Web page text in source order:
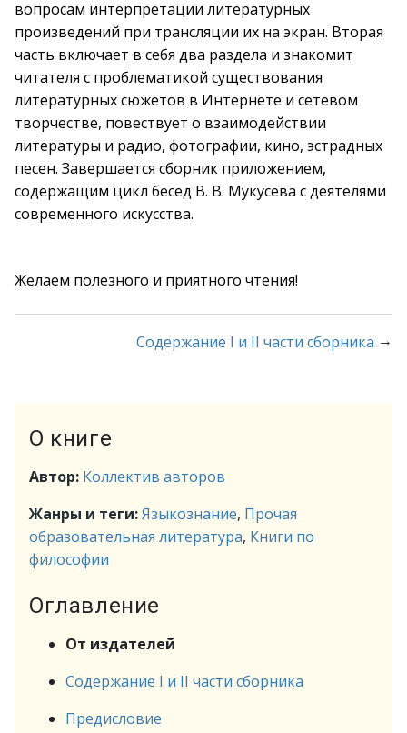
вопросам интерпретации литературных
произведений при трансляции их на экран. Вторая
часть включает в себя два раздела и знакомит
читателя с проблематикой существования
литературных сюжетов в Интернете и сетевом
творчестве, повествует о взаимодействии
литературы и радио, фотографии, кино, эстрадных
песен. Завершается сборник приложением,
содержащим цикл бесед В. В. Мукусева с деятелями
современного искусства.
Желаем полезного и приятного чтения!
Содержание I и II части сборника →
О книге
Автор: Коллектив авторов
Жанры и теги:Языкознание, Прочая
образовательная литература, Книги по
философии
Оглавление
От издателей
Содержание I и II части сборника
Предисловие